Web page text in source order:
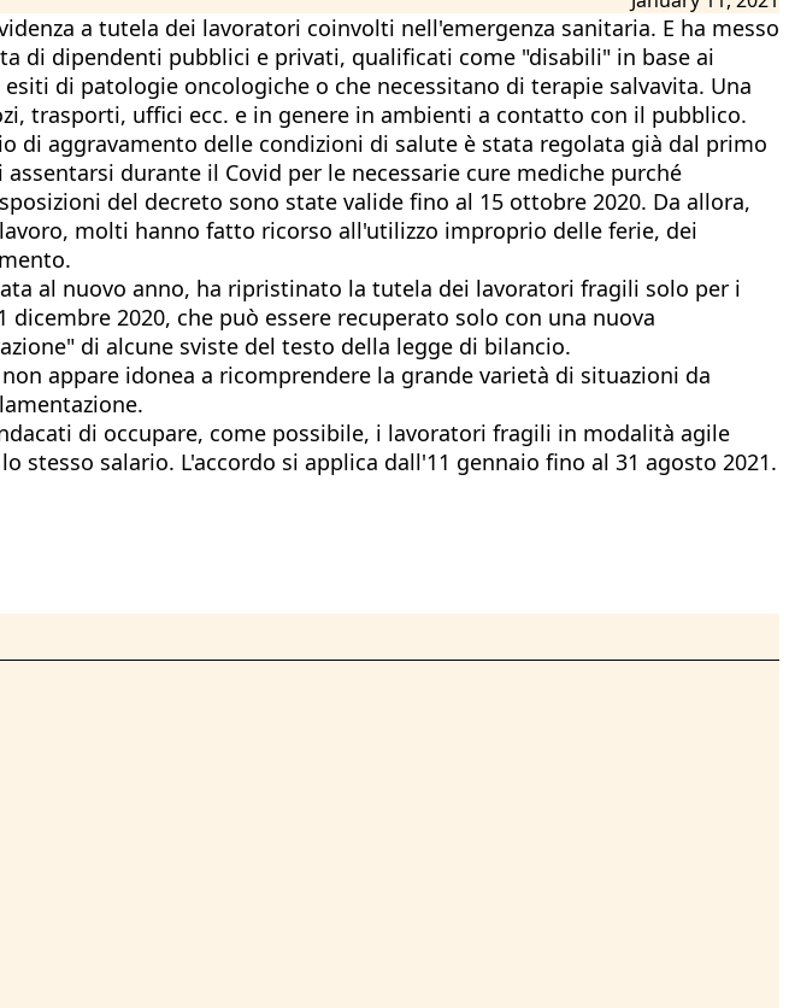
a tutela dei lavoratori coinvolti nell'emergenza sanitaria. E ha messo
di dipendenti pubblici e privati, qualificati come "disabili" in base ai
di patologie oncologiche o che necessitano di terapie salvavita. Una
trasporti, uffici ecc. e in genere in ambienti a contatto con il pubblico.
di aggravamento delle condizioni di salute è stata regolata già dal primo
durante il Covid per le necessarie cure mediche purché
del decreto sono state valide fino al 15 ottobre 2020. Da allora,
molti hanno fatto ricorso all'utilizzo improprio delle ferie, dei
al nuovo anno, ha ripristinato la tutela dei lavoratori fragili solo per i
2020, che può essere recuperato solo con una nuova
di alcune sviste del testo della legge di bilancio.
appare idonea a ricomprendere la grande varietà di situazioni da
di occupare, come possibile, i lavoratori fragili in modalità agile
salario. L'accordo si applica dall'11 gennaio fino al 31 agosto 2021.